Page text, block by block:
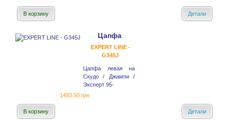
В корзину Детали
Цапфа
EXPERT LINE -
G345J
Цапфа левая на
Скудо / Джампи /
Эксперт 95-
1493.50 грн.
В корзину Детали